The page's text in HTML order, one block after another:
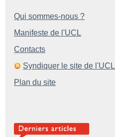
Qui sommes-nous ?
Manifeste de l'UCL
Contacts
Syndiquer le site de l'UCL
Plan du site